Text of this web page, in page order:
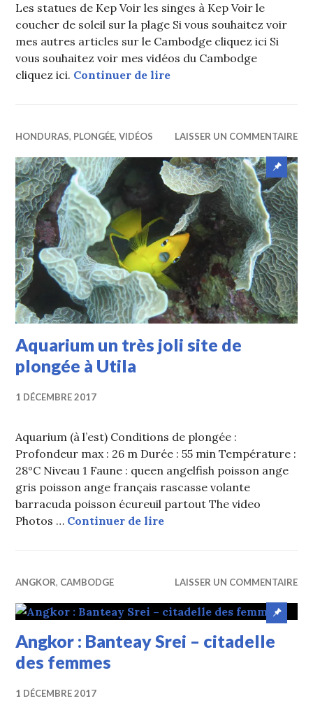
Les statues de Kep Voir les singes à Kep Voir le
coucher de soleil sur la plage Si vous souhaitez voir
mes autres articles sur le Cambodge cliquez ici Si
vous souhaitez voir mes vidéos du Cambodge
cliquez ici. Continuer de lireKep : Jour 1 Ancienne
HONDURAS, PLONGÉE,VIDÉOS LAISSER UN COMMENTAIRE
Article
mis
en
avant
Aquarium un très joli site de
plongée à Utila
1 DÉCEMBRE 2017
Aquarium (à l’est) Conditions de plongée :
Profondeur max : 26 m Durée : 55 min Température :
28°C Niveau 1 Faune : queen angelfish poisson ange
gris poisson ange français rascasse volante
barracuda poisson écureuil partout The video
Photos … Continuer de lireAquarium un très joli site
ANGKOR, CAMBODGE LAISSER UN COMMENTAIRE
Article
Angkor : Banteay Srei – citadelle
des femmes
1 DÉCEMBRE 2017